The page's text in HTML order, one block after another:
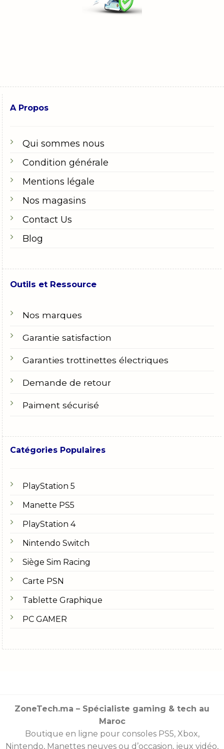
A Propos
Qui sommes nous
Condition générale
Mentions légale
Nos magasins
Contact Us
Blog
Outils et Ressource
Nos marques
Garantie satisfaction
Garanties trottinettes électriques
Demande de retour
Paiment sécurisé
Catégories Populaires
PlayStation 5
Manette PS5
PlayStation 4
Nintendo Switch
Siège Sim Racing
Carte PSN
Tablette Graphique
PC GAMER
ZoneTech.ma – Spécialiste gaming & tech au
Maroc
Boutique en ligne pour consoles PS5, Xbox,
Nintendo, Manettes neuves ou d’occasion, jeux vidéo,